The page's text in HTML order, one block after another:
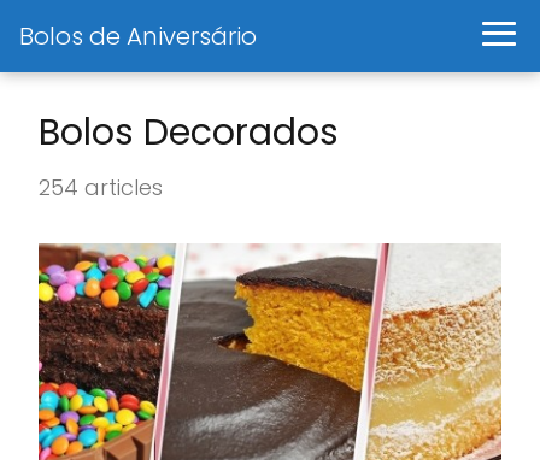
Bolos de Aniversário
Bolos Decorados
254 articles